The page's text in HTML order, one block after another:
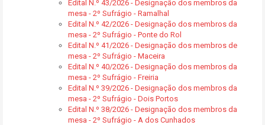
Edital N.º 43/2026 - Designação dos membros da
mesa - 2º Sufrágio - Ramalhal
Edital N.º 42/2026 - Designação dos membros da
mesa - 2º Sufrágio - Ponte do Rol
Edital N.º 41/2026 - Designação dos membros de
mesa - 2º Sufrágio - Maceira
Edital N.º 40/2026 - Designação dos membros da
mesa - 2º Sufrágio - Freiria
Edital N.º 39/2026 - Designação dos membros da
mesa - 2º Sufrágio - Dois Portos
Edital N.º 38/2026 - Designação dos membros da
mesa - 2º Sufrágio - A dos Cunhados